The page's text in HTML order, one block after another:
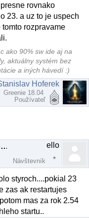
rovnako
23. a uz to je uspech
tomto rozpravame
ako 90% sw ide aj na
aktuálny systém bez
a iných hávedí :)
Re: Debian a horuca novinka.. Hoferek
Greenie 18.04
Používateľ
Re: Debian a horuca novinka.. ello
Návštevník
styroch....pokial 23
zas ak restartujes
mas za rok 2.54
startu..